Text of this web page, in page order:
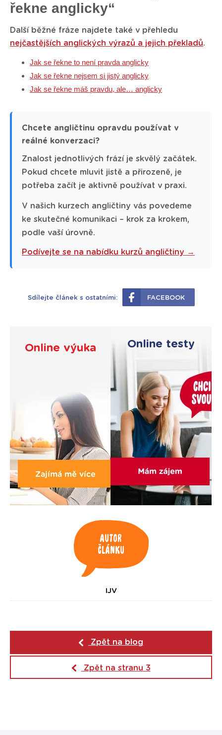
řekne anglicky“
Další běžné fráze najdete také v přehledu
nejčastějších anglických výrazů a jejich překladů.
Jak se řekne to není pravda anglicky
Jak se řekne nejsem si jistý anglicky
Jak se řekne máš pravdu, ale… anglicky
Chcete angličtinu opravdu používat v
reálné konverzaci?
Znalost jednotlivých frází je skvělý začátek.
Pokud chcete mluvit jistě a přirozeně, je
potřeba začít je aktivně používat v praxi.
V našich kurzech angličtiny vás povedeme
ke skutečné komunikaci – krok za krokem,
podle vaší úrovně.
Podívejte se na nabídku kurzů angličtiny →
Sdílejte článek s ostatními: FACEBOOK
Online výuka Online testy
Autor
článku
IJV
Zpět na blog
Zpět na stranu 3